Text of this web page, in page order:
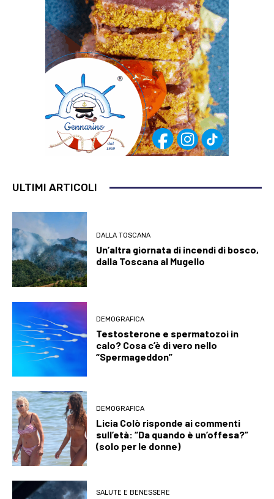
ULTIMI ARTICOLI
DALLA TOSCANA
Un’altra giornata di incendi di bosco,
dalla Toscana al Mugello
DEMOGRAFICA
Testosterone e spermatozoi in
calo? Cosa c’è di vero nello
“Spermageddon”
DEMOGRAFICA
Licia Colò risponde ai commenti
sull’età: “Da quando è un’offesa?”
(solo per le donne)
SALUTE E BENESSERE